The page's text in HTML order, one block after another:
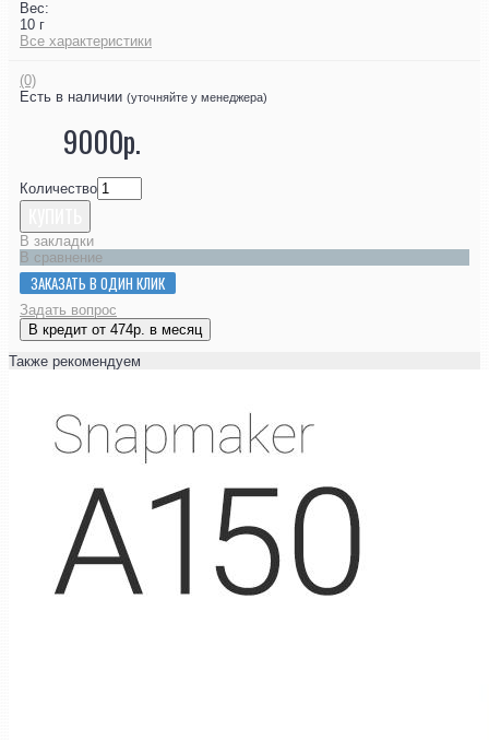
Вес:
10 г
Все характеристики
(0)
Есть в наличии (уточняйте у менеджера)
9000р.
Количество
В закладки
В сравнение
ЗАКАЗАТЬ В ОДИН КЛИК
Задать вопрос
В кредит от 474р. в месяц
Также рекомендуем